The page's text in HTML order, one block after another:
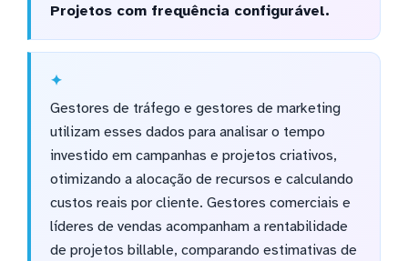
Projetos com frequência configurável.
Gestores de tráfego e gestores de marketing
utilizam esses dados para analisar o tempo
investido em campanhas e projetos criativos,
otimizando a alocação de recursos e calculando
custos reais por cliente. Gestores comerciais e
líderes de vendas acompanham a rentabilidade
de projetos billable, comparando estimativas de